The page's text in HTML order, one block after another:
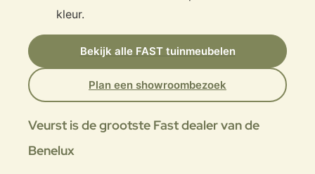
kleur.
Bekijk alle FAST tuinmeubelen
Plan een showroombezoek
Veurst is de grootste Fast dealer van de
Benelux